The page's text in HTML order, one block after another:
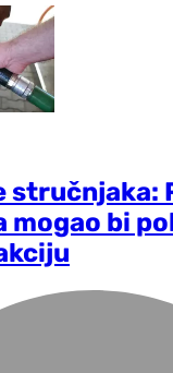
stručnjaka:
mogao bi